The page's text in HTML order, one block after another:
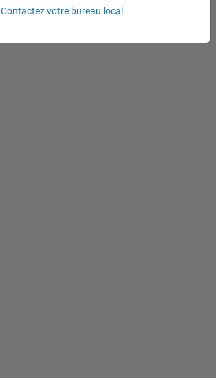
Contactez votre bureau local